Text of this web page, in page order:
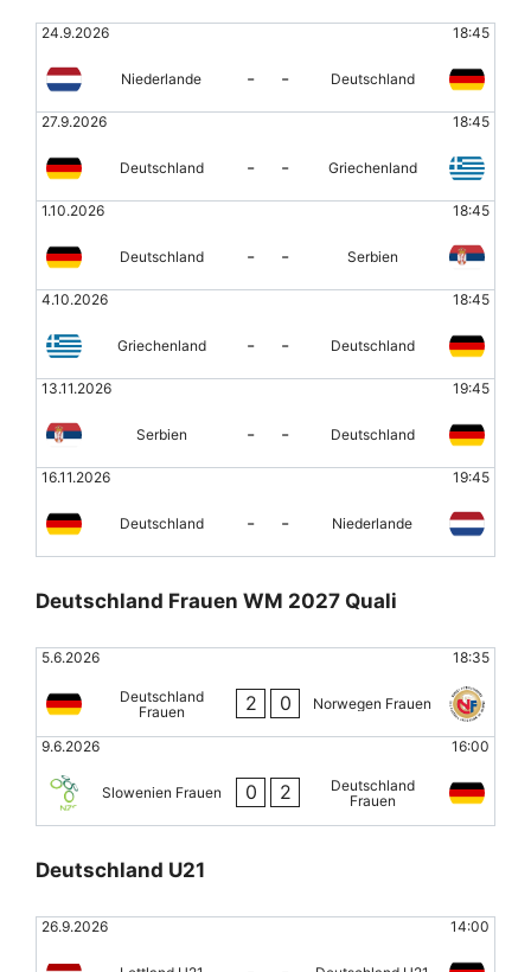
24.9.2026 18:45
Niederlande - - Deutschland
27.9.2026 18:45
Deutschland - - Griechenland
1.10.2026 18:45
Deutschland - - Serbien
4.10.2026 18:45
Griechenland - - Deutschland
13.11.2026 19:45
Serbien - - Deutschland
16.11.2026 19:45
Deutschland - - Niederlande
Deutschland Frauen WM 2027 Quali
5.6.2026 18:35
Deutschland
Frauen
2 0 Norwegen Frauen
9.6.2026 16:00
Slowenien Frauen 0 2
Deutschland
Frauen
Deutschland U21
26.9.2026 14:00